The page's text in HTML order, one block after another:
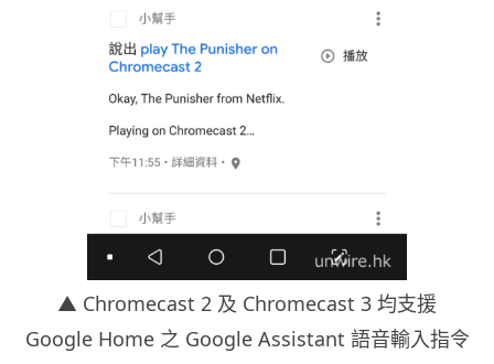
▲ Chromecast 2 及 Chromecast 3 均支援
Google Home 之 Google Assistant 語音輸入指令